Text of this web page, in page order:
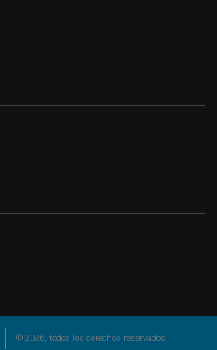
© 2026, todos los derechos reservados.